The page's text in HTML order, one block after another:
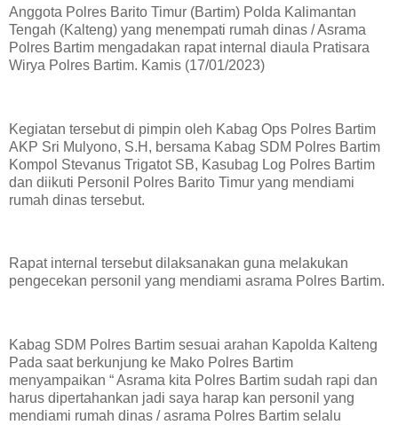
Anggota Polres Barito Timur (Bartim) Polda Kalimantan
Tengah (Kalteng) yang menempati rumah dinas / Asrama
Polres Bartim mengadakan rapat internal diaula Pratisara
Wirya Polres Bartim. Kamis (17/01/2023)
Kegiatan tersebut di pimpin oleh Kabag Ops Polres Bartim
AKP Sri Mulyono, S.H, bersama Kabag SDM Polres Bartim
Kompol Stevanus Trigatot SB, Kasubag Log Polres Bartim
dan diikuti Personil Polres Barito Timur yang mendiami
rumah dinas tersebut.
Rapat internal tersebut dilaksanakan guna melakukan
pengecekan personil yang mendiami asrama Polres Bartim.
Kabag SDM Polres Bartim sesuai arahan Kapolda Kalteng
Pada saat berkunjung ke Mako Polres Bartim
menyampaikan “ Asrama kita Polres Bartim sudah rapi dan
harus dipertahankan jadi saya harap kan personil yang
mendiami rumah dinas / asrama Polres Bartim selalu